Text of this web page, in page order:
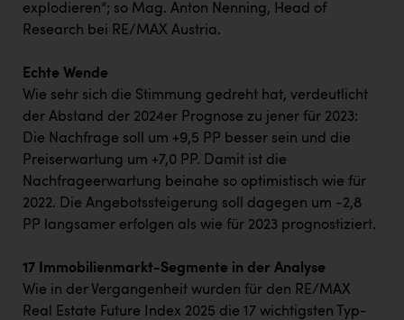
explodieren“; so Mag. Anton Nenning, Head of
Research bei RE/MAX Austria.
Echte Wende
Wie sehr sich die Stimmung gedreht hat, verdeutlicht
der Abstand der 2024er Prognose zu jener für 2023:
Die Nachfrage soll um +9,5 PP besser sein und die
Preiserwartung um +7,0 PP. Damit ist die
Nachfrageerwartung beinahe so optimistisch wie für
2022. Die Angebotssteigerung soll dagegen um -2,8
PP langsamer erfolgen als wie für 2023 prognostiziert.
17 Immobilienmarkt-Segmente in der Analyse
Wie in der Vergangenheit wurden für den RE/MAX
Real Estate Future Index 2025 die 17 wichtigsten Typ-